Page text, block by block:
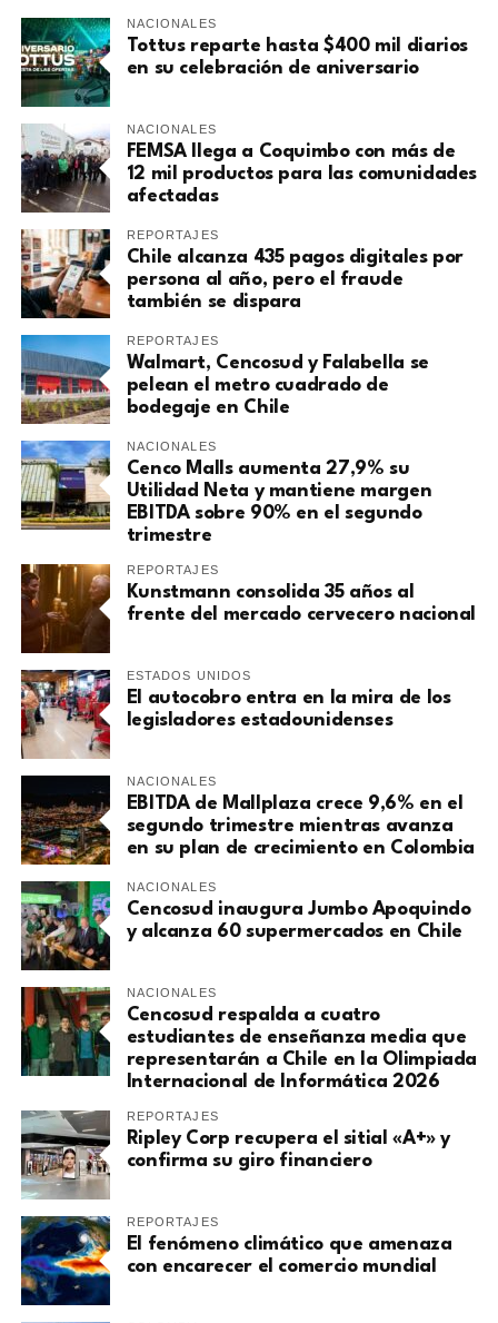
NACIONALES
Tottus reparte hasta $400 mil diarios
en su celebración de aniversario
NACIONALES
FEMSA llega a Coquimbo con más de
12 mil productos para las comunidades
afectadas
REPORTAJES
Chile alcanza 435 pagos digitales por
persona al año, pero el fraude
también se dispara
REPORTAJES
Walmart, Cencosud y Falabella se
pelean el metro cuadrado de
bodegaje en Chile
NACIONALES
Cenco Malls aumenta 27,9% su
Utilidad Neta y mantiene margen
EBITDA sobre 90% en el segundo
trimestre
REPORTAJES
Kunstmann consolida 35 años al
frente del mercado cervecero nacional
ESTADOS UNIDOS
El autocobro entra en la mira de los
legisladores estadounidenses
NACIONALES
EBITDA de Mallplaza crece 9,6% en el
segundo trimestre mientras avanza
en su plan de crecimiento en Colombia
NACIONALES
Cencosud inaugura Jumbo Apoquindo
y alcanza 60 supermercados en Chile
NACIONALES
Cencosud respalda a cuatro
estudiantes de enseñanza media que
representarán a Chile en la Olimpiada
Internacional de Informática 2026
REPORTAJES
Ripley Corp recupera el sitial «A+» y
confirma su giro financiero
REPORTAJES
El fenómeno climático que amenaza
con encarecer el comercio mundial